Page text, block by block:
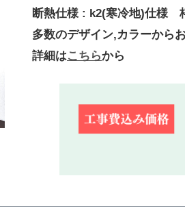
断熱仕様 : k2(寒冷地)仕様
多数のデザイン,カラーから
詳細はこちらから